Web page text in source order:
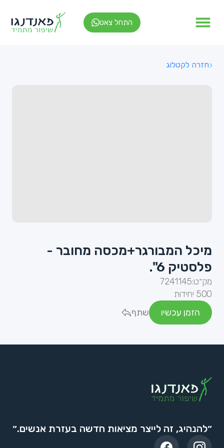
התחל צאט
חזרה לקטלוג
מיכל המבורגר+מכסה מחובר -
פלסטיק 6".
מק״ט:7241145
500 יחידות
הזמן עכשיו
שתף
״להנהיג, זה לייצר מציאות חדשה בעזרת אנשים.״